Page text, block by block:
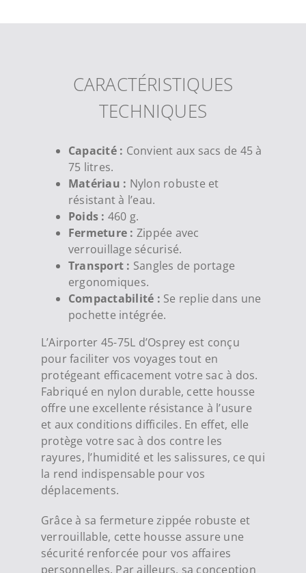
CARACTÉRISTIQUES
TECHNIQUES
Capacité : Convient aux sacs de 45 à
75 litres.
Matériau : Nylon robuste et
résistant à l’eau.
Poids : 460 g.
Fermeture : Zippée avec
verrouillage sécurisé.
Transport : Sangles de portage
ergonomiques.
Compactabilité : Se replie dans une
pochette intégrée.
L’Airporter 45-75L d’Osprey est conçu
pour faciliter vos voyages tout en
protégeant efficacement votre sac à dos.
Fabriqué en nylon durable, cette housse
offre une excellente résistance à l’usure
et aux conditions difficiles. En effet, elle
protège votre sac à dos contre les
rayures, l’humidité et les salissures, ce qui
la rend indispensable pour vos
déplacements.
Grâce à sa fermeture zippée robuste et
verrouillable, cette housse assure une
sécurité renforcée pour vos affaires
personnelles. Par ailleurs, sa conception